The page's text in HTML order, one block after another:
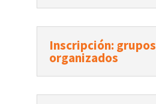
Inscripción: grupos
organizados